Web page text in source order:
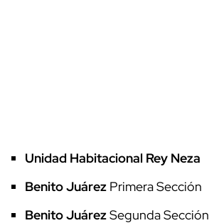
Unidad Habitacional Rey Neza
Benito Juárez Primera Sección
Benito JuárezSegunda Sección